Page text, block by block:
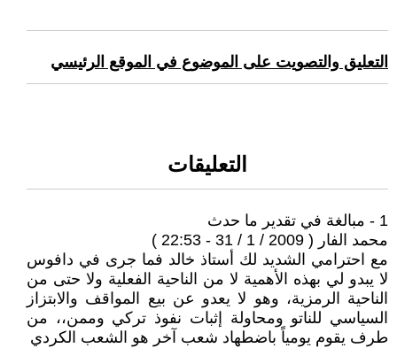
التعليق والتصويت على الموضوع في الموقع الرئيسي
التعليقات
1 - مبالغة في تقدير ما حدث
محمد الفار ( 2009 / 1 / 31 - 22:53 )
مع احترامي الشديد لك أستاذ خالد فما جرى في دافوس
لا يبدو لي بهذه الأهمية لا من الناحية الفعلية ولا حتى من
الناحية الرمزية، وهو لا يعدو عن بيع المواقف والابتزاز
السياسي للناتو ومحاولة إثبات نفوذ تركي وممن،، من
طرف يقوم يومياً باضطهاد شعب آخر هو الشعب الكردي